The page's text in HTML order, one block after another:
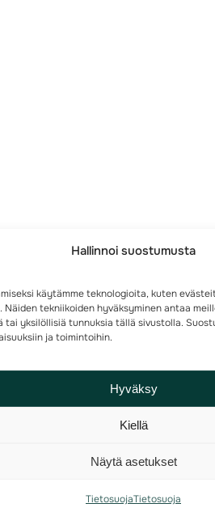
Hallinnoi suostumusta
käytämme teknologioita, kuten
tekniikoiden hyväksyminen antaa
yksilöllisiä tunnuksia tällä sivustolla.
ja toimintoihin.
Hyväksy
Kiellä
Näytä asetukset
TietosuojaTietosuoja